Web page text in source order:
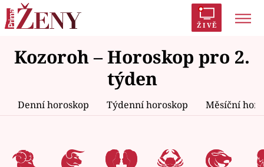
ŽIVĚ
Trendy: Polabí Inspekce Prostřeno!
AYTO?
Proměny
Témata
Kozoroh – Horoskop pro 2.
týden
Denní horoskop Týdenní horoskop Měsíční